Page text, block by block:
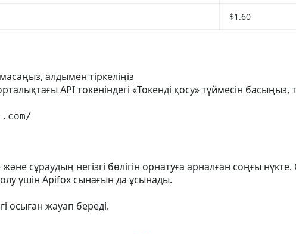
$1.60
алдымен тіркеліңіз
API токеніндегі «Токенді қосу» түймесін
сұраудың негізгі бөлігін орнатуға арналған соңғы нүкте.
үшін Apifox сынағын да ұсынады.
осыған жауап береді.